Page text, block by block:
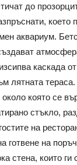
до
което
аквариум.
каскада
лятната
която се
стъкло,
на
готвене на
стена, които ги